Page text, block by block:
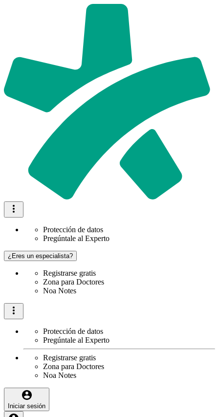
Protección de datos
Pregúntale al Experto
¿Eres un especialista?
Registrarse gratis
Zona para Doctores
Noa Notes
Protección de datos
Pregúntale al Experto
Registrarse gratis
Zona para Doctores
Noa Notes
Iniciar sesión